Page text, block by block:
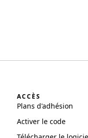
ACCÈS
Plans d'adhésion
Activer le code